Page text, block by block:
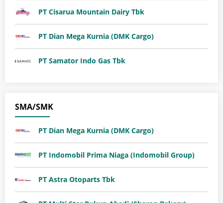
PT Cisarua Mountain Dairy Tbk
PT Dian Mega Kurnia (DMK Cargo)
PT Samator Indo Gas Tbk
SMA/SMK
PT Dian Mega Kurnia (DMK Cargo)
PT Indomobil Prima Niaga (Indomobil Group)
PT Astra Otoparts Tbk